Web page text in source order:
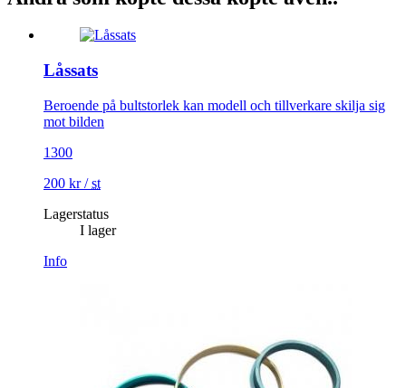
Låssats
Beroende på bultstorlek kan modell och tillverkare skilja sig
mot bilden
1300
200 kr /st
Lagerstatus
I lager
Info